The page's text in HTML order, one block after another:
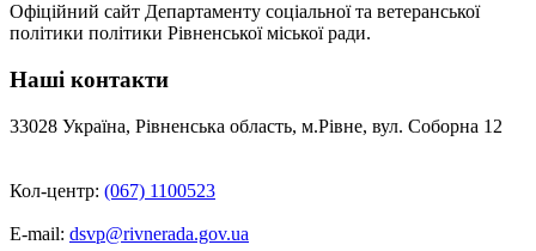
Офіційний сайт Департаменту соціальної та ветеранської
політики політики Рівненської міської ради.
Наші контакти
33028 Україна, Рівненська область, м.Рівне, вул. Соборна 12
Кол-центр: (067) 1100523
E-mail: dsvp@rivnerada.gov.ua